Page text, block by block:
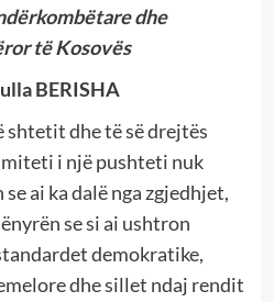
dhe
të Kosovës
BERISHA
shtetit dhe të së drejtës
i një pushteti nuk
ai ka dalë nga zgjedhjet,
se si ai ushtron
demokratike,
dhe sillet ndaj rendit